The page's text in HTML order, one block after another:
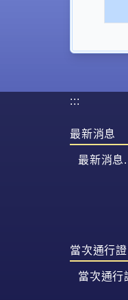
:::
最新消息
最新消息
當次通行
當次通行